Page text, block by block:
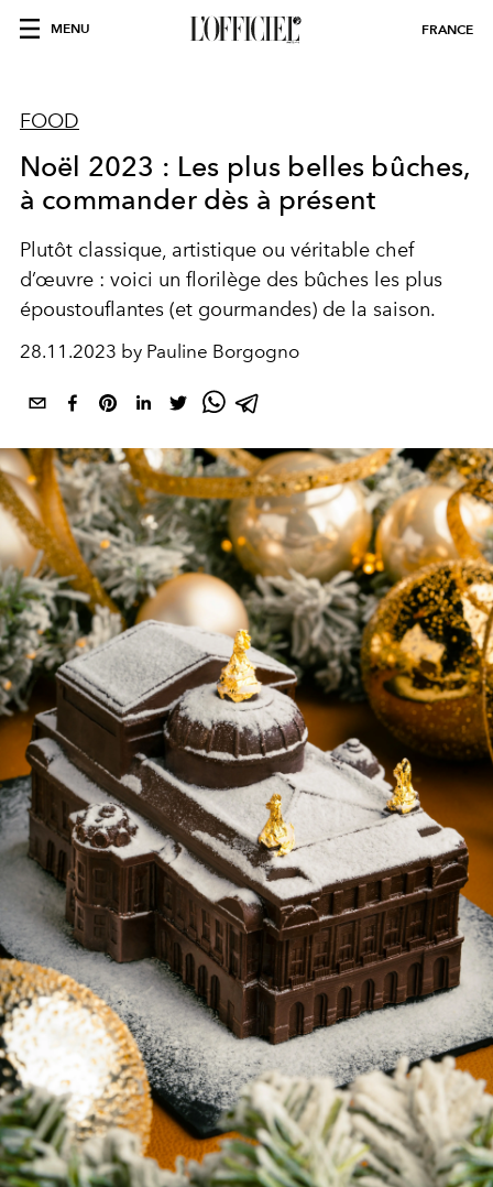
MENU FRANCE
FOOD
Noël 2023 : Les plus belles bûches,
à commander dès à présent
Plutôt classique, artistique ou véritable chef
d’œuvre : voici un florilège des bûches les plus
époustouflantes (et gourmandes) de la saison.
28.11.2023 by Pauline Borgogno